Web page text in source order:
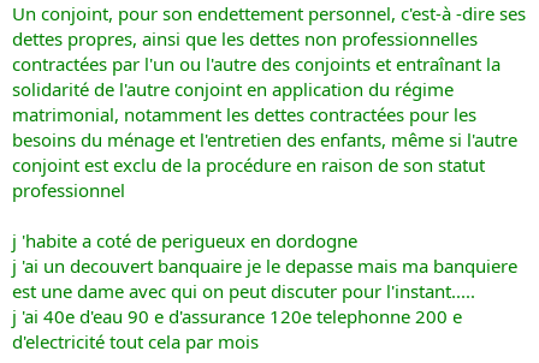
Un conjoint, pour son endettement personnel, c'est-à -dire ses
dettes propres, ainsi que les dettes non professionnelles
contractées par l'un ou l'autre des conjoints et entraînant la
solidarité de l'autre conjoint en application du régime
matrimonial, notamment les dettes contractées pour les
besoins du ménage et l'entretien des enfants, même si l'autre
conjoint est exclu de la procédure en raison de son statut
professionnel
j 'habite a coté de perigueux en dordogne
j 'ai un decouvert banquaire je le depasse mais ma banquiere
est une dame avec qui on peut discuter pour l'instant.....
j 'ai 40e d'eau 90 e d'assurance 120e telephonne 200 e
d'electricité tout cela par mois